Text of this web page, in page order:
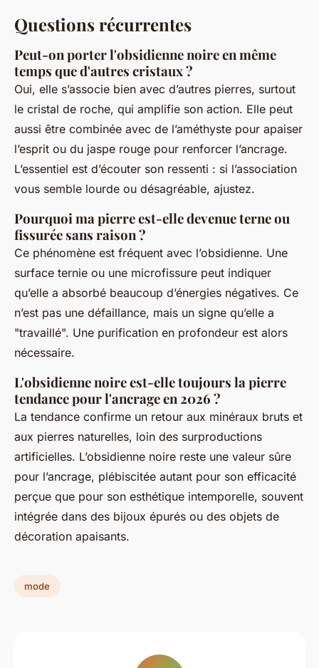
Questions récurrentes
Peut-on porter l'obsidienne noire en même
temps que d'autres cristaux ?
Oui, elle s’associe bien avec d’autres pierres, surtout
le cristal de roche, qui amplifie son action. Elle peut
aussi être combinée avec de l’améthyste pour apaiser
l’esprit ou du jaspe rouge pour renforcer l’ancrage.
L’essentiel est d’écouter son ressenti : si l’association
vous semble lourde ou désagréable, ajustez.
Pourquoi ma pierre est-elle devenue terne ou
fissurée sans raison ?
Ce phénomène est fréquent avec l’obsidienne. Une
surface ternie ou une microfissure peut indiquer
qu’elle a absorbé beaucoup d’énergies négatives. Ce
n’est pas une défaillance, mais un signe qu’elle a
"travaillé". Une purification en profondeur est alors
nécessaire.
L'obsidienne noire est-elle toujours la pierre
tendance pour l'ancrage en 2026 ?
La tendance confirme un retour aux minéraux bruts et
aux pierres naturelles, loin des surproductions
artificielles. L’obsidienne noire reste une valeur sûre
pour l’ancrage, plébiscitée autant pour son efficacité
perçue que pour son esthétique intemporelle, souvent
intégrée dans des bijoux épurés ou des objets de
décoration apaisants.
mode